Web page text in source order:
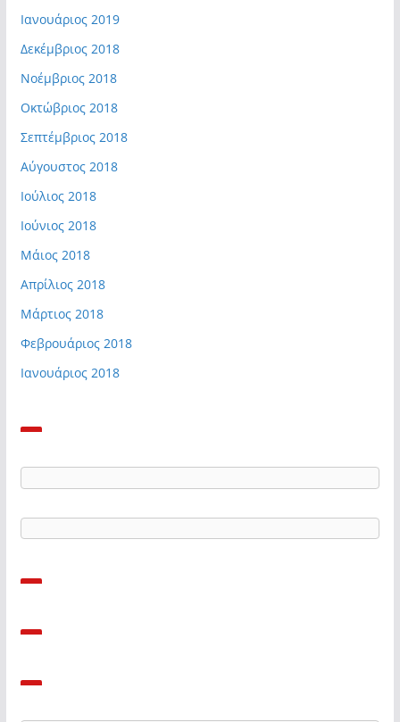
Ιανουάριος 2019
Δεκέμβριος 2018
Νοέμβριος 2018
Οκτώβριος 2018
Σεπτέμβριος 2018
Αύγουστος 2018
Ιούλιος 2018
Ιούνιος 2018
Μάιος 2018
Απρίλιος 2018
Μάρτιος 2018
Φεβρουάριος 2018
Ιανουάριος 2018